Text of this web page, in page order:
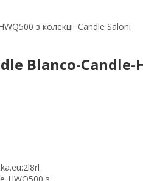
з колекції Candle Saloni
Blanco-Candle-
2l8rl